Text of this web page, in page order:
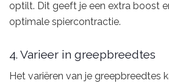
optilt. Dit geeft je een extra boost
optimale spiercontractie.
4. Varieer in greepbreedtes
Het variëren van je greepbreedtes